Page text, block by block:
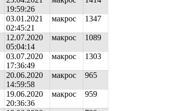
19:59:26
03.01.2021
02:45:21
макрос 1347
12.07.2020
05:04:14
макрос 1089
03.07.2020
17:36:49
макрос 1303
20.06.2020
14:59:58
макрос 965
19.06.2020
20:36:36
макрос 959